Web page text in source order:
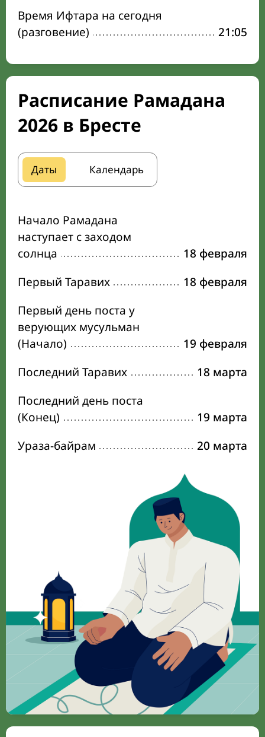
Время Ифтара на сегодня
(разговение)
21:05
Расписание Рамадана
2026 в Бресте
Даты Календарь
Начало Рамадана
наступает с заходом
солнца
18 февраля
Первый Таравих
18 февраля
Первый день поста у
верующих мусульман
(Начало)
19 февраля
Последний Таравих
18 марта
Последний день поста
(Конец)
19 марта
Ураза-байрам
20 марта